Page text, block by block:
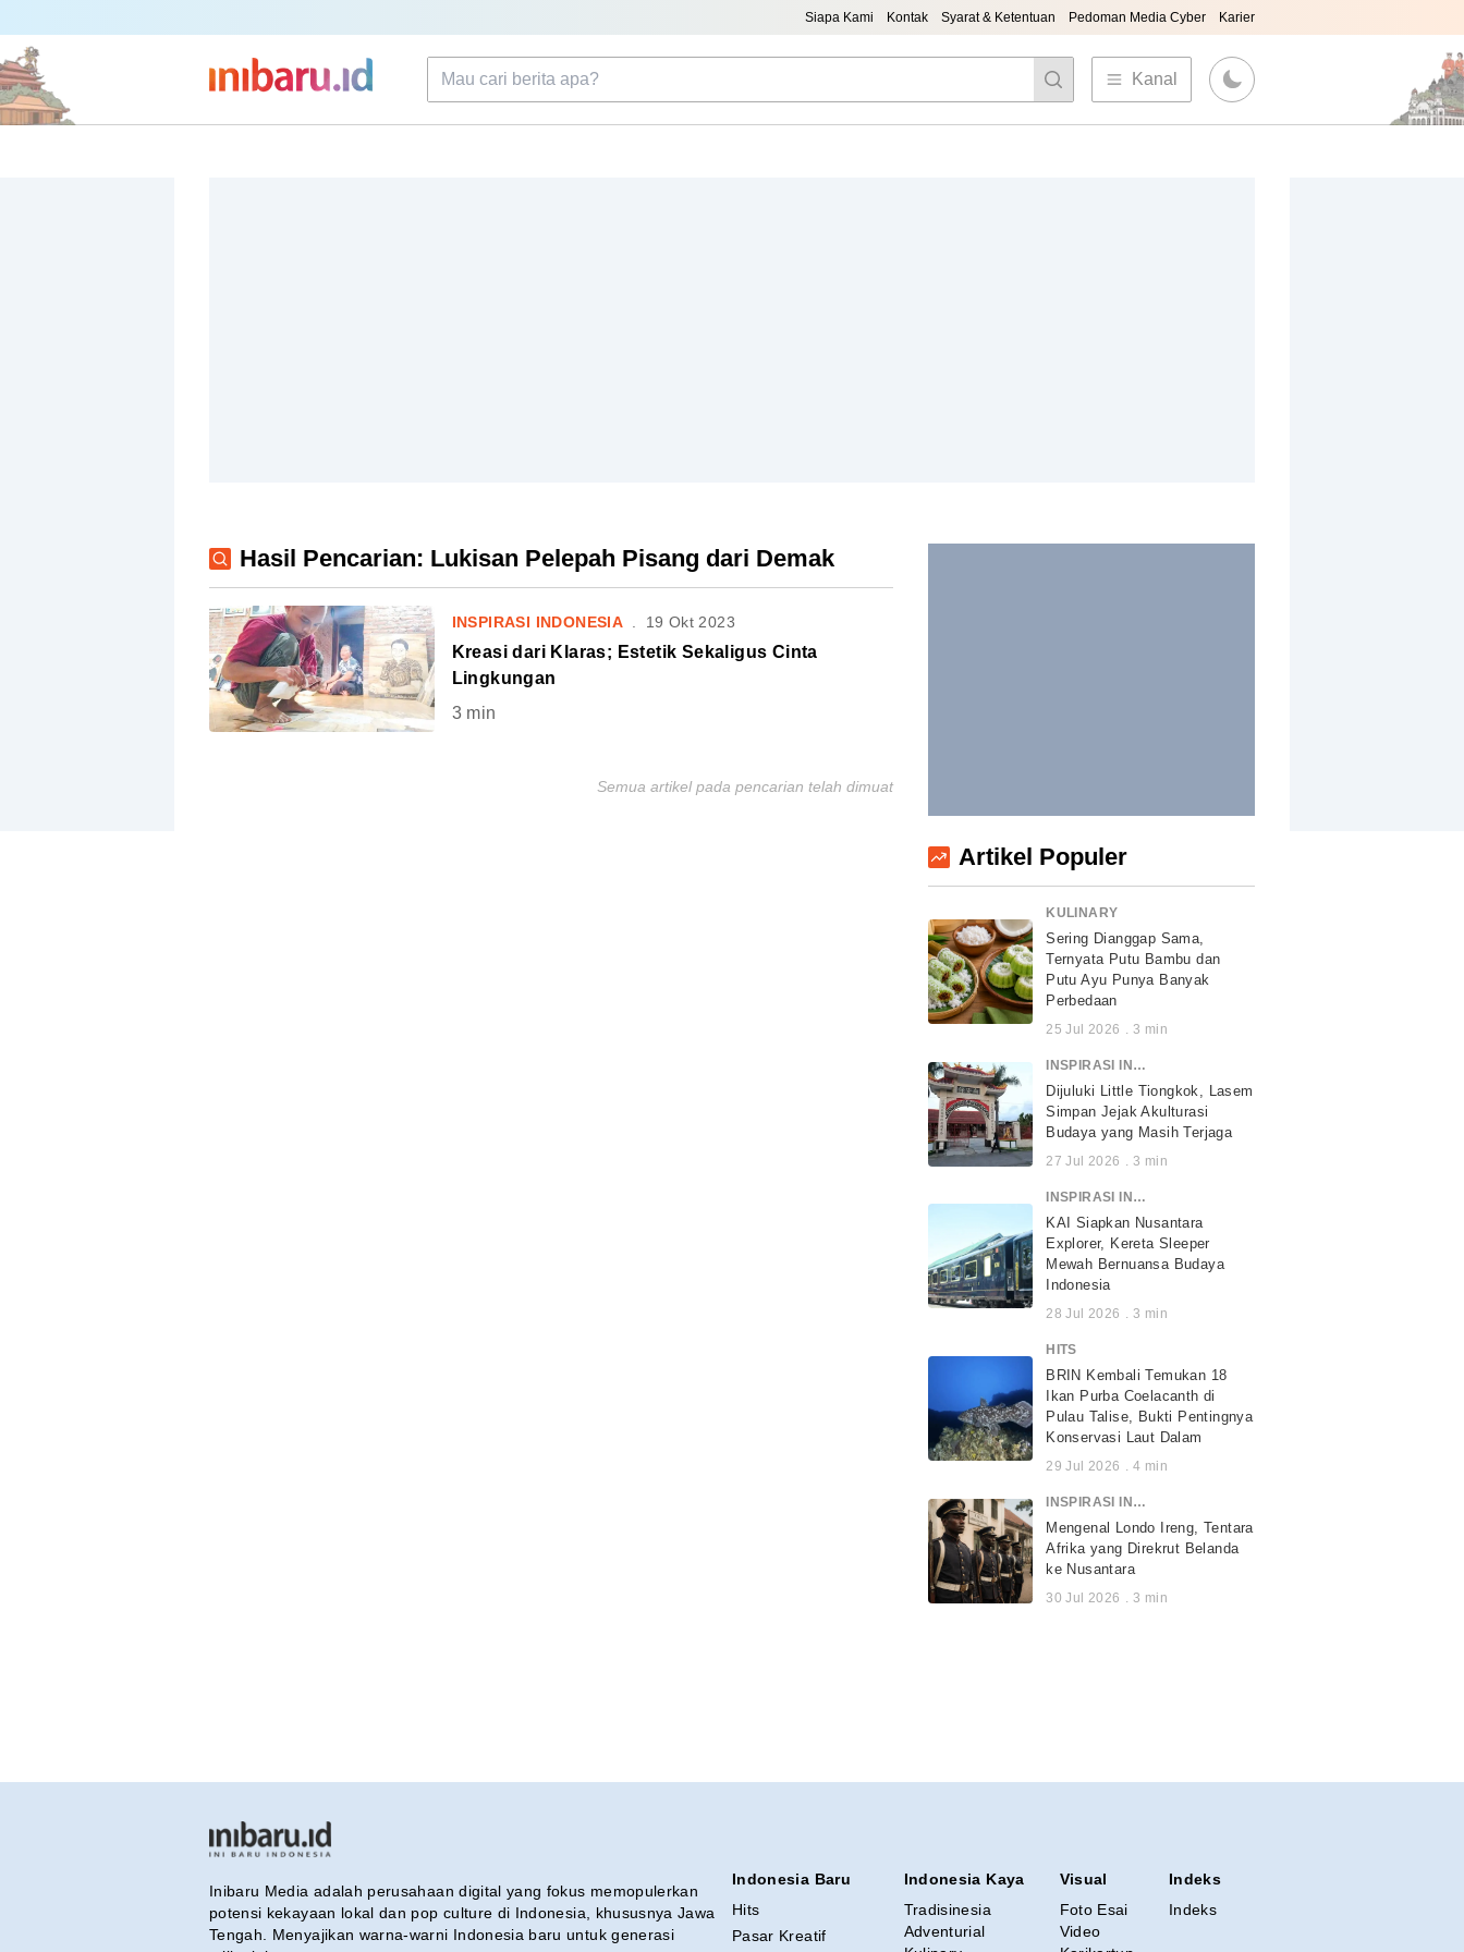
Siapa Kami Kontak Syarat & Ketentuan Pedoman Media Cyber Karier
Kanal
Hasil Pencarian: Lukisan Pelepah Pisang dari Demak
INSPIRASI INDONESIA 19 Okt 2023
Kreasi dari Klaras; Estetik Sekaligus Cinta
Lingkungan
3min
Semua artikel pada pencarian telah dimuat
Artikel Populer
KULINARY
Sering Dianggap Sama,
Ternyata Putu Bambu dan
Putu Ayu Punya Banyak
Perbedaan
25 Jul 2026 . 3 min
INSPIRASI INDONESIA
Dijuluki Little Tiongkok, Lasem
Simpan Jejak Akulturasi
Budaya yang Masih Terjaga
27 Jul 2026 . 3 min
INSPIRASI INDONESIA
KAI Siapkan Nusantara
Explorer, Kereta Sleeper
Mewah Bernuansa Budaya
Indonesia
28 Jul 2026 . 3 min
HITS
BRIN Kembali Temukan 18
Ikan Purba Coelacanth di
Pulau Talise, Bukti Pentingnya
Konservasi Laut Dalam
29 Jul 2026 . 4 min
INSPIRASI INDONESIA
Mengenal Londo Ireng, Tentara
Afrika yang Direkrut Belanda
ke Nusantara
30 Jul 2026 . 3 min
Inibaru Media adalah perusahaan digital yang fokus memopulerkan
potensi kekayaan lokal dan pop culture di Indonesia, khususnya Jawa
Tengah. Menyajikan warna-warni Indonesia baru untuk generasi
Indonesia Baru
Hits
Pasar Kreatif
Indonesia Kaya
Tradisinesia
Adventurial
Visual
Foto Esai
Video
Indeks
Indeks